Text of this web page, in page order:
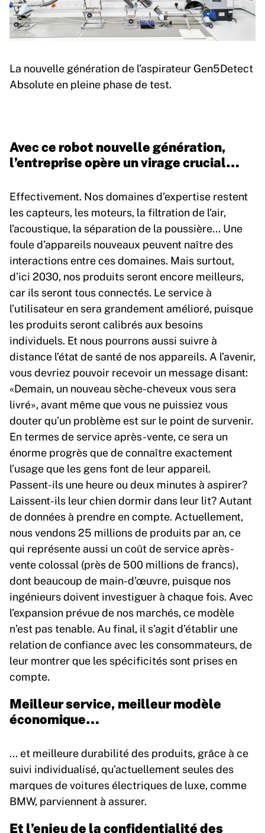
La nouvelle génération de l’aspirateur Gen5Detect
Absolute en pleine phase de test.
Avec ce robot nouvelle génération,
l’entreprise opère un virage crucial…
Effectivement. Nos domaines d’expertise restent
les capteurs, les moteurs, la filtration de l’air,
l’acoustique, la séparation de la poussière… Une
foule d’appareils nouveaux peuvent naître des
interactions entre ces domaines. Mais surtout,
d’ici 2030, nos produits seront encore meilleurs,
car ils seront tous connectés. Le service à
l’utilisateur en sera grandement amélioré, puisque
les produits seront calibrés aux besoins
individuels. Et nous pourrons aussi suivre à
distance l’état de santé de nos appareils. A l’avenir,
vous devriez pouvoir recevoir un message disant:
«Demain, un nouveau sèche-cheveux vous sera
livré», avant même que vous ne puissiez vous
douter qu’un problème est sur le point de survenir.
En termes de service après-vente, ce sera un
énorme progrès que de connaître exactement
l’usage que les gens font de leur appareil.
Passent-ils une heure ou deux minutes à aspirer?
Laissent-ils leur chien dormir dans leur lit? Autant
de données à prendre en compte. Actuellement,
nous vendons 25 millions de produits par an, ce
qui représente aussi un coût de service après-
vente colossal (près de 500 millions de francs),
dont beaucoup de main-d’œuvre, puisque nos
ingénieurs doivent investiguer à chaque fois. Avec
l’expansion prévue de nos marchés, ce modèle
n’est pas tenable. Au final, il s’agit d’établir une
relation de confiance avec les consommateurs, de
leur montrer que les spécificités sont prises en
compte.
Meilleur service, meilleur modèle
économique…
… et meilleure durabilité des produits, grâce à ce
suivi individualisé, qu’actuellement seules des
marques de voitures électriques de luxe, comme
BMW, parviennent à assurer.
Et l’enjeu de la confidentialité des